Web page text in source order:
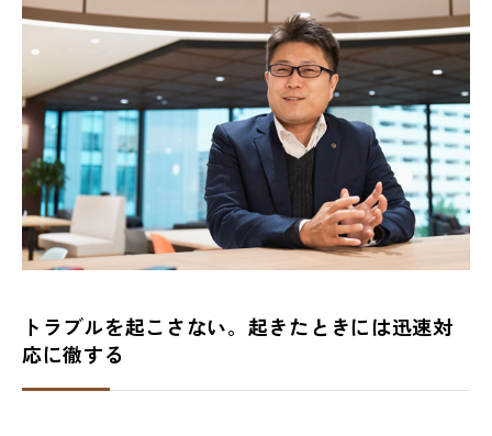
トラブルを起こさない。起きたときには迅速対
応に徹する